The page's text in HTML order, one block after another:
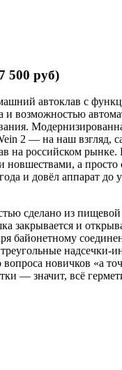
500 руб)
автоклав с
и возможностью
2 — на наш взгляд,
на российском рынке.
новшествами, а просто
и довёл аппарат до
сделано из
закрывается и
байонетному
надсечки-
вопроса новичков «а
— значит, всё